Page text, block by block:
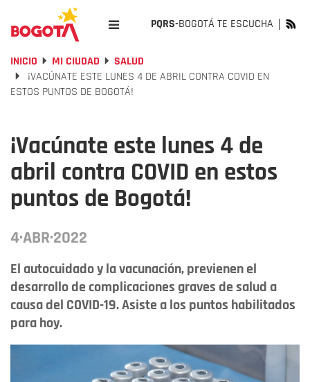
PQRS-BOGOTÁ TE ESCUCHA
INICIO MI CIUDAD
SALUD
¡VACÚNATE ESTE LUNES 4 DE ABRIL CONTRA COVID EN
ESTOS PUNTOS DE BOGOTÁ!
¡Vacúnate este lunes 4 de
abril contra COVID en estos
puntos de Bogotá!
4·ABR·2022
El autocuidado y la vacunación, previenen el
desarrollo de complicaciones graves de salud a
causa del COVID-19. Asiste a los puntos habilitados
para hoy.